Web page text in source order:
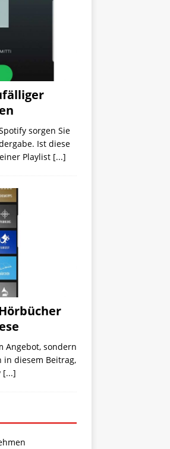
sorgen Sie
Ist diese
Playlist [...]
Angebot, sondern
in diesem Beitrag,
[...]